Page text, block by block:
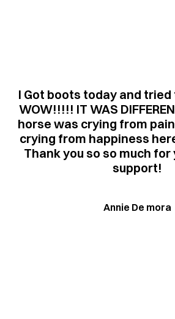
I Got boots today and tried
WOW!!!!! IT WAS
horse was crying from
crying from happiness
Thank you so so much for
support!
Annie De mora